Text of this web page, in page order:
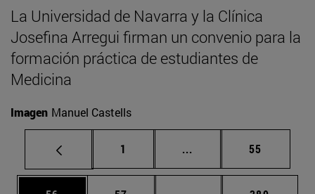
La Universidad de Navarra y la Clínica
Josefina Arregui firman un convenio para la
formación práctica de estudiantes de
Medicina
Imagen Manuel Castells
Página
1 ... Páginas intermedias
Página
55